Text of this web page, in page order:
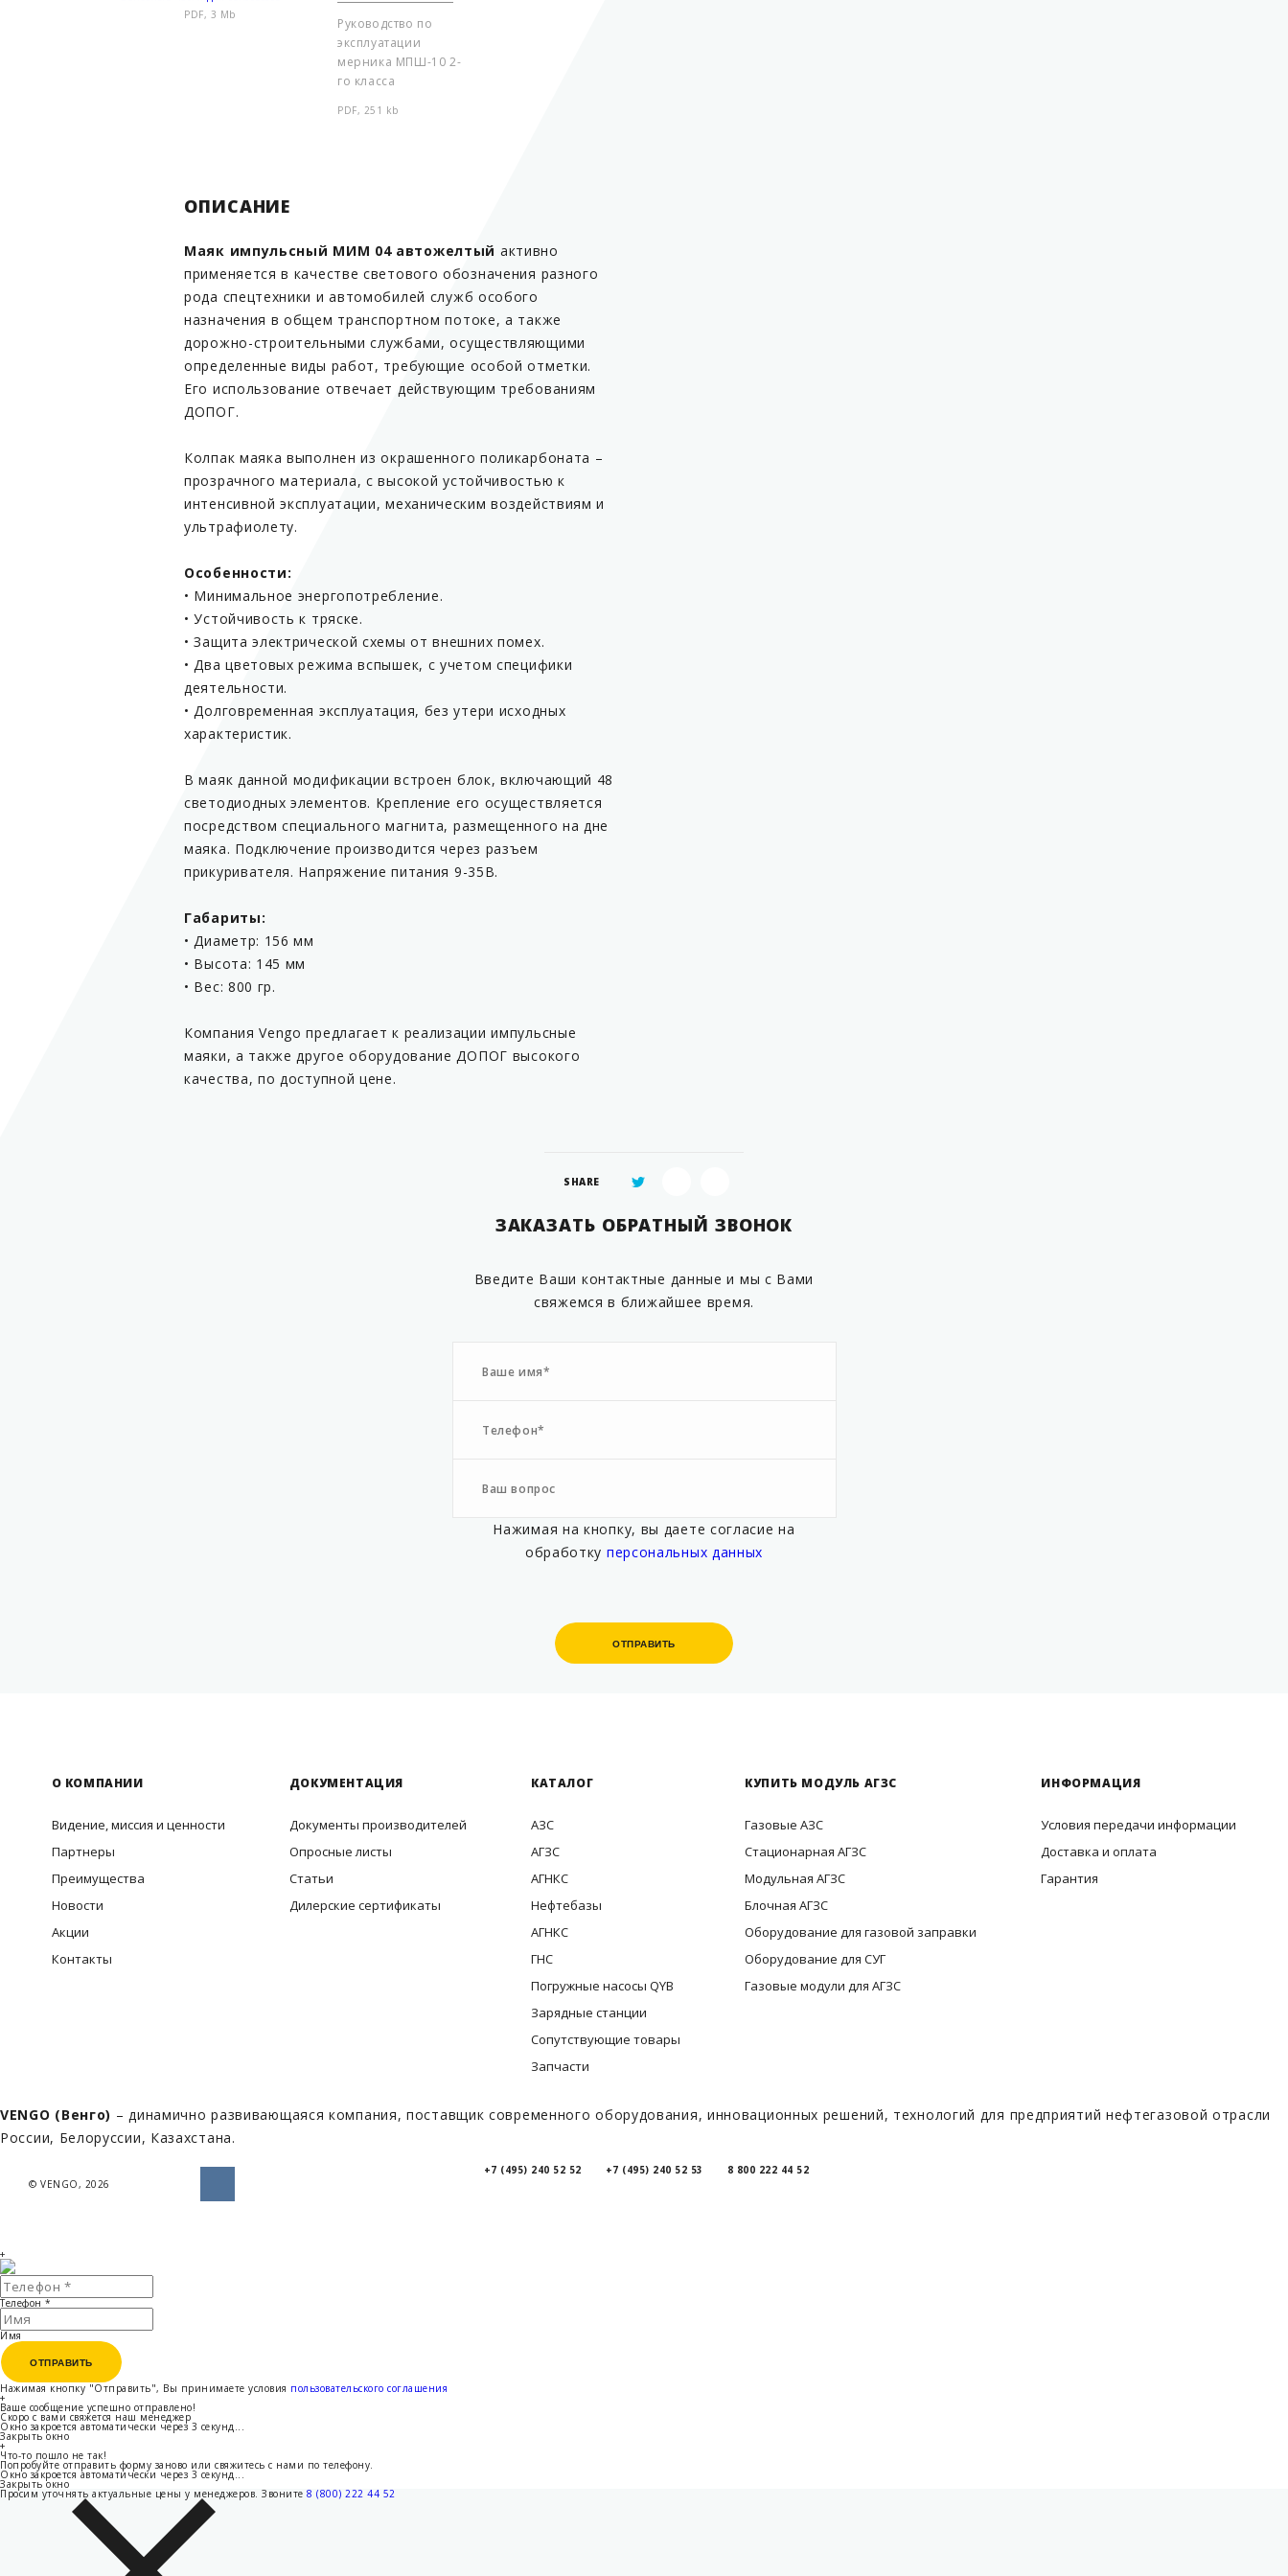
PDF, 3 Mb
Руководство по
эксплуатации
мерника МПШ-10 2-
го класса
PDF, 251 kb
ОПИСАНИЕ
Маяк импульсный МИМ 04 автожелтый активно
применяется в качестве светового обозначения разного
рода спецтехники и автомобилей служб особого
назначения в общем транспортном потоке, а также
дорожно-строительными службами, осуществляющими
определенные виды работ, требующие особой отметки.
Его использование отвечает действующим требованиям
ДОПОГ.
Колпак маяка выполнен из окрашенного поликарбоната –
прозрачного материала, с высокой устойчивостью к
интенсивной эксплуатации, механическим воздействиям и
ультрафиолету.
Особенности:
• Минимальное энергопотребление.
• Устойчивость к тряске.
• Защита электрической схемы от внешних помех.
• Два цветовых режима вспышек, с учетом специфики
деятельности.
• Долговременная эксплуатация, без утери исходных
характеристик.
В маяк данной модификации встроен блок, включающий 48
светодиодных элементов. Крепление его осуществляется
посредством специального магнита, размещенного на дне
маяка. Подключение производится через разъем
прикуривателя. Напряжение питания 9-35В.
Габариты:
• Диаметр: 156 мм
• Высота: 145 мм
• Вес: 800 гр.
Компания Vengo предлагает к реализации импульсные
маяки, а также другое оборудование ДОПОГ высокого
качества, по доступной цене.
SHARE
ЗАКАЗАТЬ ОБРАТНЫЙ ЗВОНОК
Введите Ваши контактные данные и мы с Вами
свяжемся в ближайшее время.
Нажимая на кнопку, вы даете согласие на
обработку персональных данных
ОТПРАВИТЬ
ОТПРАВИТЬ
© VENGO, 2026
+7 (495) 240 52 52 +7 (495) 240 52 53 8 800 222 44 52
О КОМПАНИИ
Видение, миссия и ценности
Партнеры
Преимущества
Новости
Акции
Контакты
ДОКУМЕНТАЦИЯ
Документы производителей
Опросные листы
Статьи
Дилерские сертификаты
КАТАЛОГ
АЗС
АГЗС
АГНКС
Нефтебазы
АГНКС
ГНС
Погружные насосы QYB
Зарядные станции
Сопутствующие товары
Запчасти
КУПИТЬ МОДУЛЬ АГЗС
Газовые АЗС
Стационарная АГЗС
Модульная АГЗС
Блочная АГЗС
Оборудование для газовой заправки
Оборудование для СУГ
Газовые модули для АГЗС
ИНФОРМАЦИЯ
Условия передачи информации
Доставка и оплата
Гарантия
VENGO (Венго) – динамично развивающаяся компания, поставщик современного оборудования, инновационных решений, технологий для предприятий нефтегазовой отрасли
России, Белоруссии, Казахстана.
+
Телефон *
Имя
ОТПРАВИТЬ
ОТПРАВИТЬ
Нажимая кнопку "Отправить", Вы принимаете условия пользовательского соглашения
+
Ваше сообщение успешно отправлено!
Скоро с вами свяжется наш менеджер
Окно закроется автоматически через 3 секунд...
Закрыть окно
+
Что-то пошло не так!
Попробуйте отправить форму заново или свяжитесь с нами по телефону.
Окно закроется автоматически через 3 секунд...
Закрыть окно
Просим уточнять актуальные цены у менеджеров. Звоните 8 (800) 222 44 52